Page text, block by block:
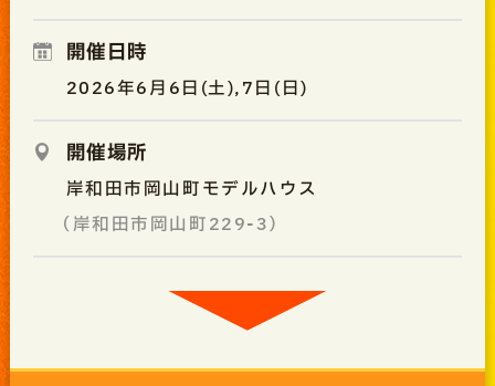
開催日時
2026年6月6日(土),7日(日)
開催場所
岸和田市岡山町モデルハウス
（岸和田市岡山町229-3）